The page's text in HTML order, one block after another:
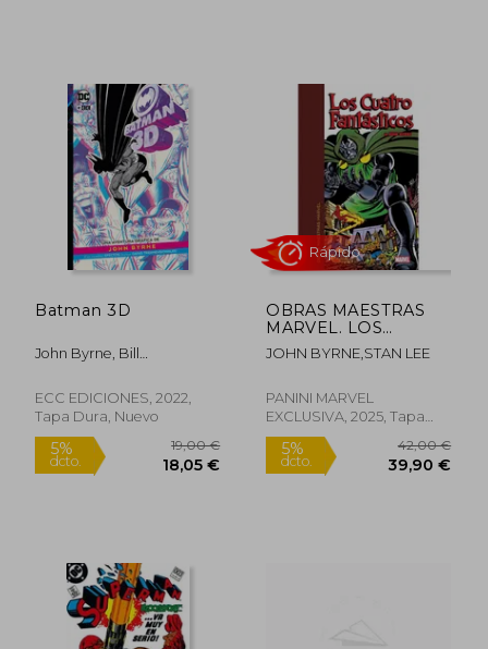
51,25 €
5%
dcto. 17,80 €
Batman 3D
John Byrne, Bill
Paris,
ECC EDICIONES, 2022,
Tapa Dura, Nuevo
OBRAS MAESTRAS
MARVEL. LOS
CUATRO
FANTASTICOS DE
JOHN BYRNE,STAN LEE
PANINI MARVEL
EXCLUSIVA, 2025, Tapa
Dura, Nuevo